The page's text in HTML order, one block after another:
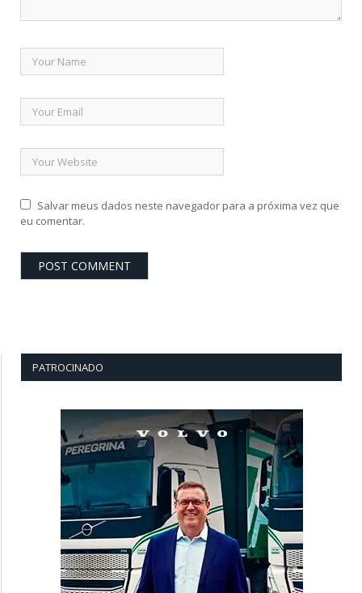
Salvar meus dados neste navegador para a próxima vez que
eu comentar.
PATROCINADO